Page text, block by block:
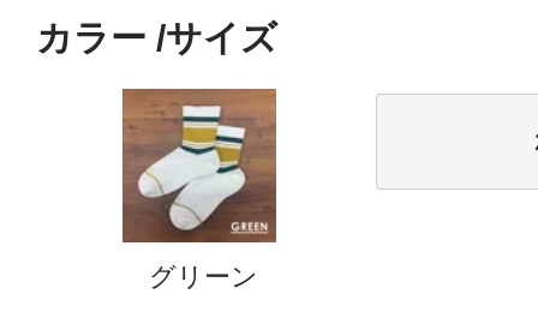
カラー サイズ
グリーン